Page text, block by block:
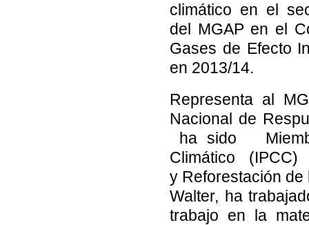
climático en el
del MGAP en el
Gases de Efecto
en 2013/14.
Representa al
Nacional de
ha sido
Climático
y Reforestación de
Walter, ha
trabajo en la